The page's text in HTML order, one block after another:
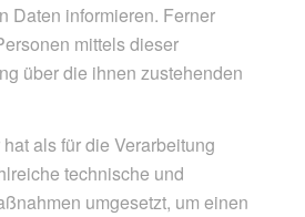
Daten informieren. Ferner
mittels dieser
über die ihnen zustehenden
als für die Verarbeitung
technische und
umgesetzt, um einen